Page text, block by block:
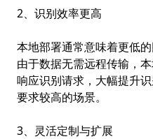
2、识别效率更高
本地部署通常意味着更低
由于数据无需远程传输，
响应识别请求，大幅提升
要求较高的场景。
3、灵活定制与扩展